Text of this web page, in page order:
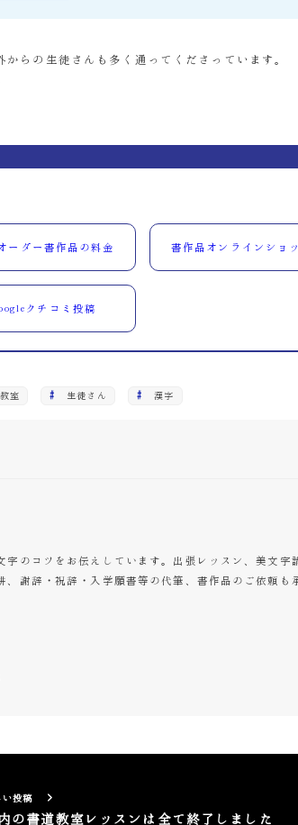
らの生徒さんも多く通ってくださっています。
ーダー書作品の料金 書作品オンラインショ
クチコミ投稿
室 生徒さん 漢字
のコツをお伝えしています。出張レッスン、美文字
謝辞・祝辞・入学願書等の代筆、書作品のご依頼も
い投稿
の書道教室レッスンは全て終了しました